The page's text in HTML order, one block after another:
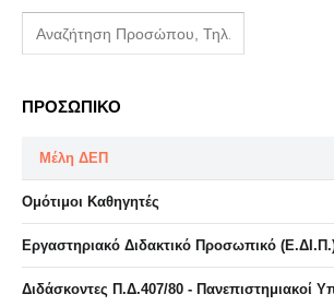
ΠΡΟΣΩΠΙΚΟ
Μέλη ΔΕΠ
Ομότιμοι Καθηγητές
Εργαστηριακό Διδακτικό Προσωπικό
Διδάσκοντες Π.Δ.407/80 - Πανεπιστημιακοί